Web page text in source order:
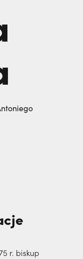
| JESTEM
r. biskup